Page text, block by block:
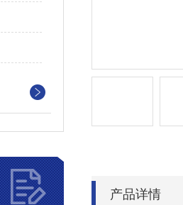
产品详情